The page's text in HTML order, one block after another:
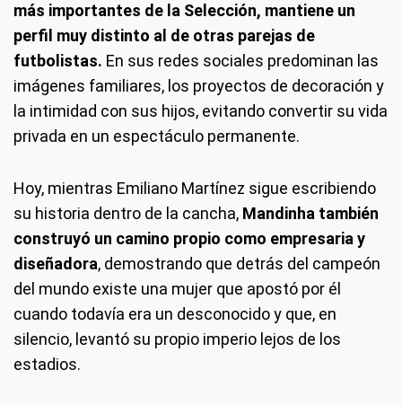
más importantes de la Selección, mantiene un
perfil muy distinto al de otras parejas de
futbolistas. En sus redes sociales predominan las
imágenes familiares, los proyectos de decoración y
la intimidad con sus hijos, evitando convertir su vida
privada en un espectáculo permanente.
Hoy, mientras Emiliano Martínez sigue escribiendo
su historia dentro de la cancha, Mandinha también
construyó un camino propio como empresaria y
diseñadora, demostrando que detrás del campeón
del mundo existe una mujer que apostó por él
cuando todavía era un desconocido y que, en
silencio, levantó su propio imperio lejos de los
estadios.